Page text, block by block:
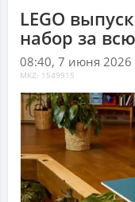
LEGO
набор за
08:40, 7 июня 2026
MKZ: 1549915